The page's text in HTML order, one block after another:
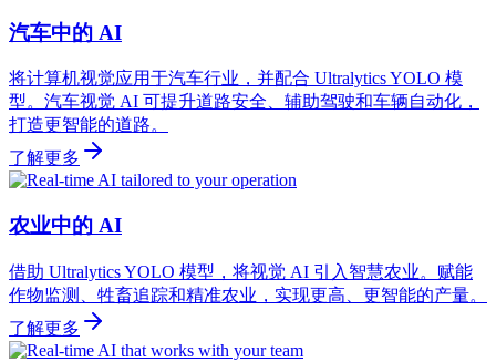
汽车中的 AI
将计算机视觉应用于汽车行业，并配合 Ultralytics YOLO 模
型。汽车视觉 AI 可提升道路安全、辅助驾驶和车辆自动化，
打造更智能的道路。
了解更多
农业中的 AI
借助 Ultralytics YOLO 模型，将视觉 AI 引入智慧农业。赋能
作物监测、牲畜追踪和精准农业，实现更高、更智能的产量。
了解更多